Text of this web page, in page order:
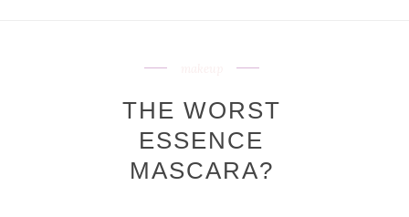
THE WORST
ESSENCE
MASCARA?